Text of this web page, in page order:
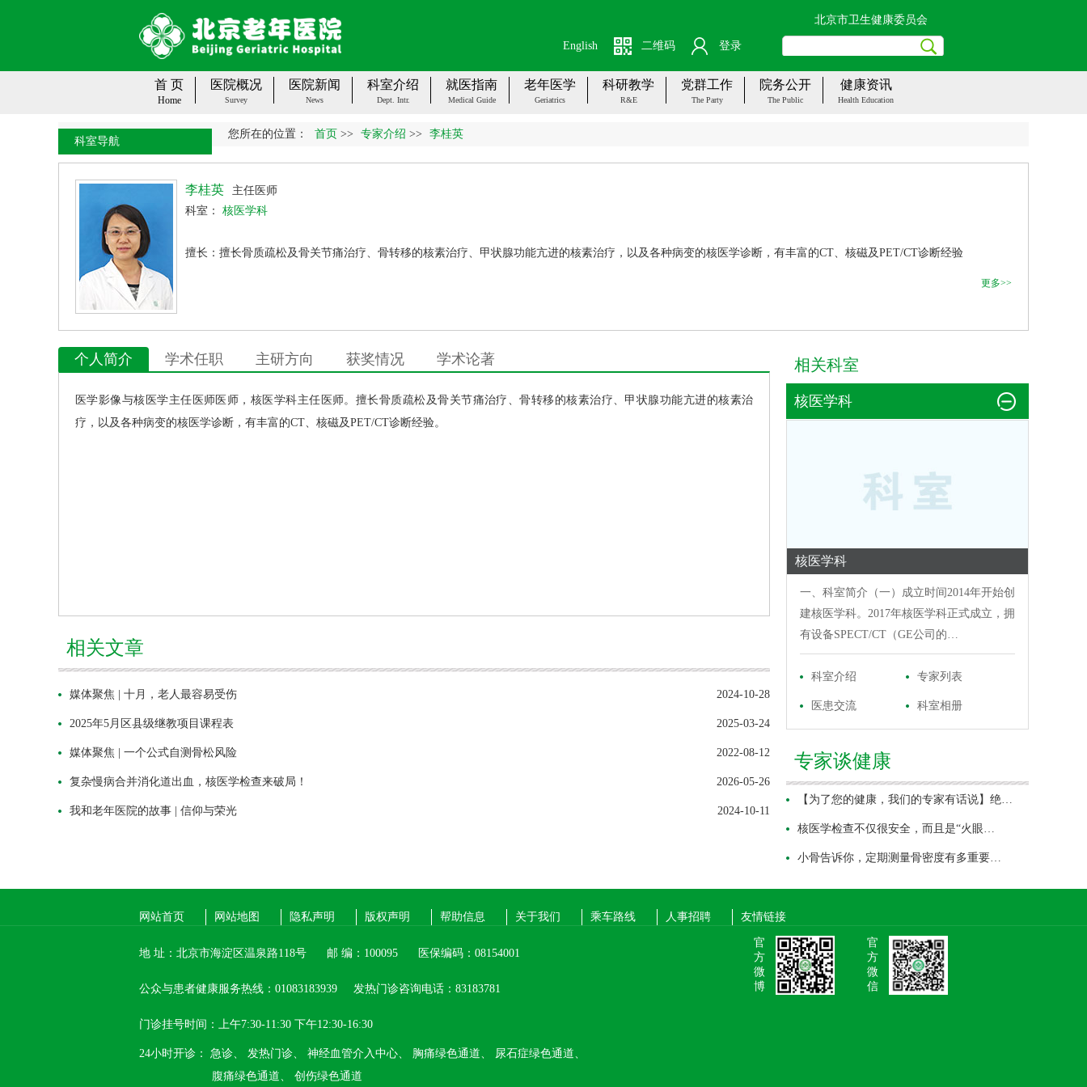
北京市卫生健康委员会
二维码 登录
English
首 页
Home
医院概况
Survey
医院新闻
News
科室介绍
Dept. Intr.
就医指南
Medical Guide
老年医学
Geriatrics
科研教学
R&E
党群工作
The Party
院务公开
The Public
健康资讯
Health Education
您所在的位置： 首页 >> 专家介绍 >> 李桂英
科室导航
李桂英
主任医师
科室： 核医学科
擅长：擅长骨质疏松及骨关节痛治疗、骨转移的核素治疗、甲状腺功能亢进的核素治疗，以及各种病变的核医学诊断，有丰富的CT、核磁及PET/CT诊断经验
更多>>
个人简介 学术任职 主研方向 获奖情况 学术论著
医学影像与核医学主任医师医师， 核医学科主任医师。擅长骨质疏松及骨关节痛治疗、骨转移的核素治疗、甲状腺功能亢进的核素治
疗，以及各种病变的核医学诊断，有丰富的CT、核磁及PET/CT诊断经验。
相关文章
2024-10-28
媒体聚焦 | 十月，老人最容易受伤
2025-03-24
2025年5月区县级继教项目课程表
2022-08-12
媒体聚焦 | 一个公式自测骨松风险
2026-05-26
复杂慢病合并消化道出血，核医学检查来破局！
2024-10-11
我和老年医院的故事 | 信仰与荣光
相关科室
核医学科
核医学科
一、科室简介（一）成立时间2014年开始创
建核医学科。2017年核医学科正式成立，拥
有设备SPECT/CT（GE公司的…
科室介绍 专家列表
医患交流 科室相册
专家谈健康
【为了您的健康，我们的专家有话说】绝…
核医学检查不仅很安全，而且是“火眼…
小骨告诉你，定期测量骨密度有多重要…
网站首页 网站地图 隐私声明 版权声明 帮助信息 关于我们 乘车路线 人事招聘 友情链接
地 址：北京市海淀区温泉路118号 邮 编：100095 医保编码：08154001
公众与患者健康服务热线：01083183939 发热门诊咨询电话：83183781
门诊挂号时间：上午7:30-11:30 下午12:30-16:30
24小时开诊： 急诊、 发热门诊、 神经血管介入中心、 胸痛绿色通道、
尿石症绿色通道、
腹痛绿色通道、
创伤绿色通道
官
方
微
博
官
方
微
信